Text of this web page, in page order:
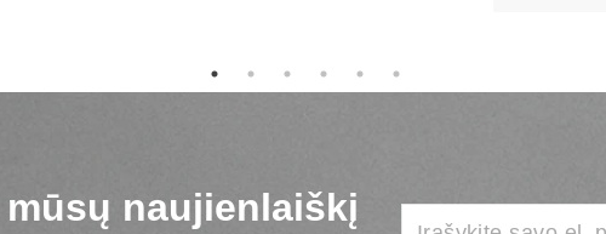
naujienlaiškį